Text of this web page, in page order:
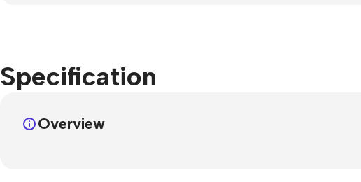
Specification
Overview